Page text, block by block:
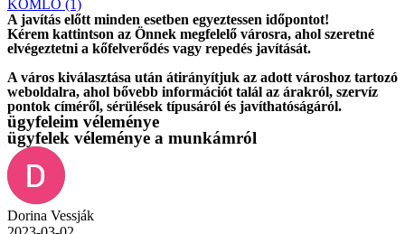
KOMLÓ (1)
A javítás előtt minden esetben egyeztessen időpontot!
Kérem kattintson az Önnek megfelelő városra, ahol szeretné
elvégeztetni a kőfelverődés vagy repedés javítását.
A város kiválasztása után átirányítjuk az adott városhoz tartozó
weboldalra, ahol bővebb információt talál az árakról, szervíz
pontok címéről, sérülések típusáról és javíthatóságáról.
ügyfeleim véleménye
ügyfelek véleménye a munkámról
Dorina Vessják